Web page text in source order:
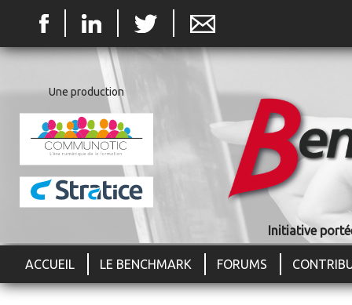
Initiative
Une production
ACCUEIL LE BENCHMARK FORUMS